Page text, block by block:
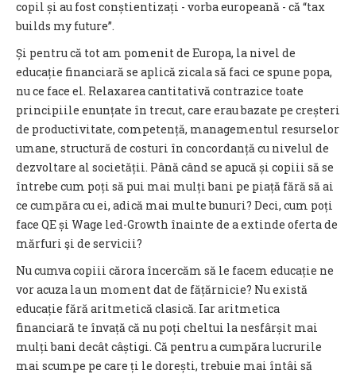
copil și au fost conștientizați - vorba europeană - că “tax
builds my future”.
Și pentru că tot am pomenit de Europa, la nivel de
educație financiară se aplică zicala să faci ce spune popa,
nu ce face el. Relaxarea cantitativă contrazice toate
principiile enunțate în trecut, care erau bazate pe creșteri
de productivitate, competență, managementul resurselor
umane, structură de costuri în concordanță cu nivelul de
dezvoltare al societății. Până când se apucă și copiii să se
întrebe cum poți să pui mai mulți bani pe piață fără să ai
ce cumpăra cu ei, adică mai multe bunuri? Deci, cum poți
face QE și Wage led-Growth înainte de a extinde oferta de
mărfuri şi de servicii?
Nu cumva copiii cărora încercăm să le facem educație ne
vor acuza la un moment dat de fățărnicie? Nu există
educație fără aritmetică clasică. Iar aritmetica
financiară te învață că nu poți cheltui la nesfârșit mai
mulți bani decât câștigi. Că pentru a cumpăra lucrurile
mai scumpe pe care ți le dorești, trebuie mai întâi să